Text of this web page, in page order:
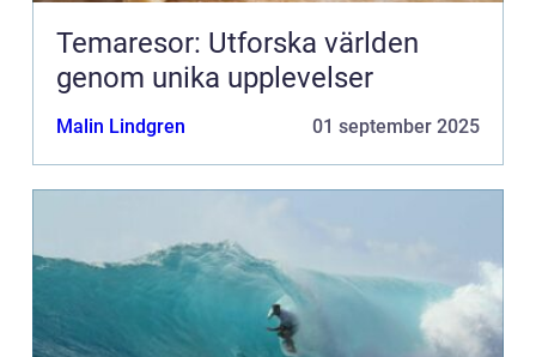
Temaresor: Utforska världen
genom unika upplevelser
Malin Lindgren 01 september 2025